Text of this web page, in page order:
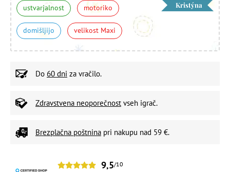
ustvarjalnost motoriko
domišljijo velikost Maxi
Kristýna
Do 60 dni za vračilo.
Zdravstvena neoporečnost vseh igrač.
Brezplačna poštnina pri nakupu nad 59 €.
9,5/10